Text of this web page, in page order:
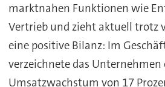
marktnahen Funktionen wie
Vertrieb und zieht aktuell trotz
eine positive Bilanz: Im
verzeichnete das Unternehmen
Umsatzwachstum von 17